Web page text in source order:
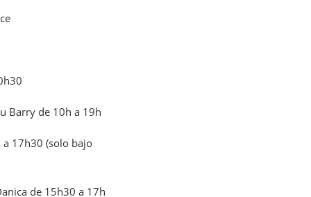
Barry de 10h a 19h
a 17h30 (solo bajo
de 15h30 a 17h